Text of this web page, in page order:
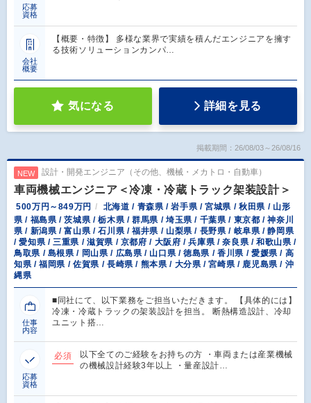
応募
資格
会社
概要
【概要・特徴】 多様な業界で実績を積んだエンジニアを擁す
る技術ソリューションカンパ…
気になる 詳細を見る
掲載期間：26/08/03～26/08/16
NEW 設計・開発エンジニア（その他、機械・メカトロ・自動車）
車両機械エンジニア＜冷凍・冷蔵トラック架装設計＞
500万円～849万円
北海道 / 青森県 / 岩手県 / 宮城県 / 秋田県 / 山形
県 / 福島県 / 茨城県 / 栃木県 / 群馬県 / 埼玉県 / 千葉県 / 東京都 / 神奈川
県 / 新潟県 / 富山県 / 石川県 / 福井県 / 山梨県 / 長野県 / 岐阜県 / 静岡県
/ 愛知県 / 三重県 / 滋賀県 / 京都府 / 大阪府 / 兵庫県 / 奈良県 / 和歌山県 /
鳥取県 / 島根県 / 岡山県 / 広島県 / 山口県 / 徳島県 / 香川県 / 愛媛県 / 高
知県 / 福岡県 / 佐賀県 / 長崎県 / 熊本県 / 大分県 / 宮崎県 / 鹿児島県 / 沖
縄県
仕事
内容
■同社にて、以下業務をご担当いただきます。 【具体的には】
冷凍・冷蔵トラックの架装設計を担当。 断熱構造設計、冷却
ユニット搭…
応募
資格
必須
以下全てのご経験をお持ちの方 ・車両または産業機械
の機械設計経験3年以上 ・量産設計…